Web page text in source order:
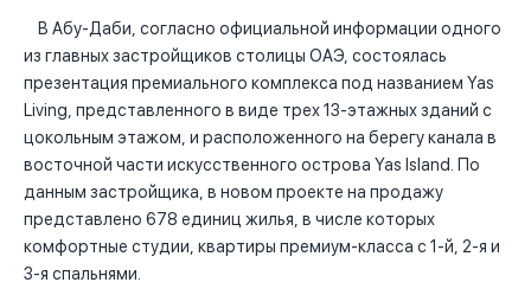
В Абу-Даби, согласно официальной информации одного
из главных застройщиков столицы ОАЭ, состоялась
презентация премиального комплекса под названием Yas
Living, представленного в виде трех 13-этажных зданий с
цокольным этажом, и расположенного на берегу канала в
восточной части искусственного острова Yas Island. По
данным застройщика, в новом проекте на продажу
представлено 678 единиц жилья, в числе которых
комфортные студии, квартиры премиум-класса с 1-й, 2-я и
3-я спальнями.